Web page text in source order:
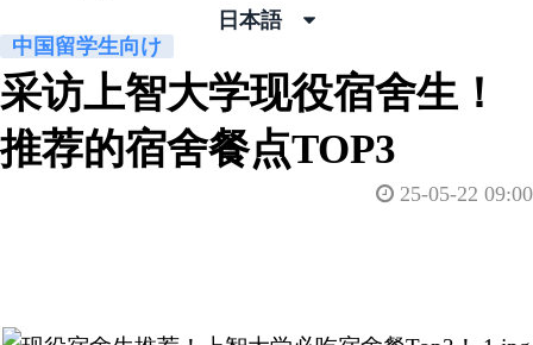
日本語
中国留学生向け
采访上智大学现役宿舍生！
推荐的宿舍餐点TOP3
25-05-22 09:00